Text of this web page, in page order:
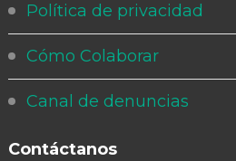
Política de privacidad
Cómo Colaborar
Canal de denuncias
Contáctanos